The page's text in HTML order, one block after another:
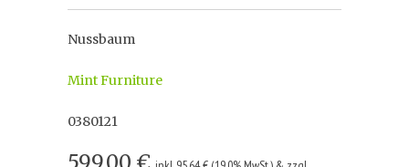
Nussbaum
Mint Furniture
0380121